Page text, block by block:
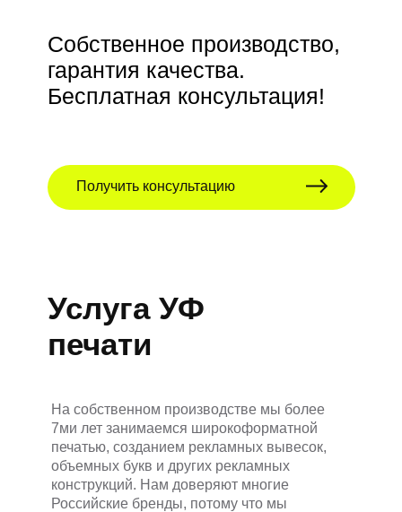
Получить консультацию
Собственное производство,
гарантия качества.
Бесплатная консультация!
Услуга УФ
печати
На собственном производстве мы более
7ми лет занимаемся широкоформатной
печатью, созданием рекламных вывесок,
объемных букв и других рекламных
конструкций. Нам доверяют многие
Российские бренды, потому что мы